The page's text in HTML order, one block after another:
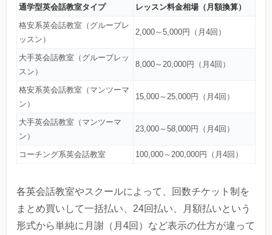
通学型英会話教室タイプ レッスン料金相場（月額換算）
格安系英会話教室（グループレ
ッスン）
2,000～5,000円（月4回）
大手英会話教室（グループレッ
スン）
8,000～20,000円（月4回）
格安系英会話教室（マンツーマ
ン）
15,000～25,000円（月4回）
大手英会話教室（マンツーマ
ン）
23,000～58,000円（月4回）
コーチング系英会話教室 100,000～200,000円（月4回）
各英会話教室やスクールによって、回数チケット制を
まとめ買いして一括払い、24回払い、月額払いという
形式から単純に月謝（月4回）など表示の仕方が違って